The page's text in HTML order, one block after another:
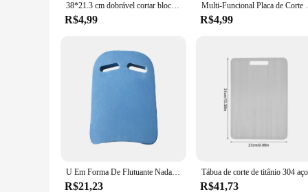
38*21.3 cm dobrável cortar blocos de alimentos de plástico vegetal placa de corte de carne multi-função casa cozinha ferramentas acessório
R$4,99
Multi-Funcional Placa
R$4,99
U Em Forma De Flutuante Nadar Aid, Placa De Espuma De Natação À Prova D' Água, Portátil Nadar Kick, Iniciantes Treinamento, Placa De água
R$21,23 R$41,73